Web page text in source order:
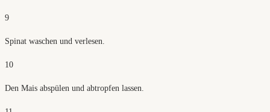
9
Spinat waschen und verlesen.
10
Den Mais abspülen und abtropfen lassen.